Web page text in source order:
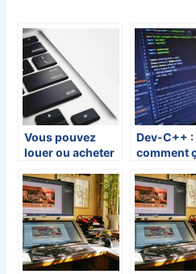
Vous pouvez
louer ou acheter
Dev-C++ :
comment
trouver ?